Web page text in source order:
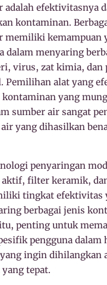
adalah efektivitasnya
kontaminan.
memiliki kemampuan
dalam menyaring
virus, zat kimia,
Pemilihan alat yang
kontaminan yang
sumber air sangat
yang dihasilkan
penyaringan
filter keramik,
tingkat efektivitas
berbagai jenis
penting untuk
pengguna dalam
ingin dihilangkan
tepat.